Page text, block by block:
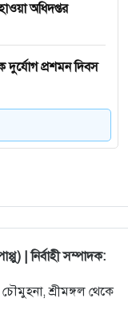
অধিদপ্তর
দুর্যোগ প্রশমন দিবস
আয়োজনে ‘রূপসী
| নির্বাহী সম্পাদক:
শ্রীমঙ্গল থেকে